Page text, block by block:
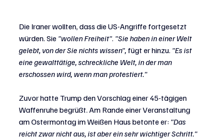
Die Iraner wollten, dass die US-Angriffe fortgesetzt
würden. Sie "wollen Freiheit". "Sie haben in einer Welt
gelebt, von der Sie nichts wissen", fügt er hinzu. "Es ist
eine gewalttätige, schreckliche Welt, in der man
erschossen wird, wenn man protestiert."
Zuvor hatte Trump den Vorschlag einer 45-tägigen
Waffenruhe begrüßt. Am Rande einer Veranstaltung
am Ostermontag im Weißen Haus betonte er: "Das
reicht zwar nicht aus, ist aber ein sehr wichtiger Schritt."